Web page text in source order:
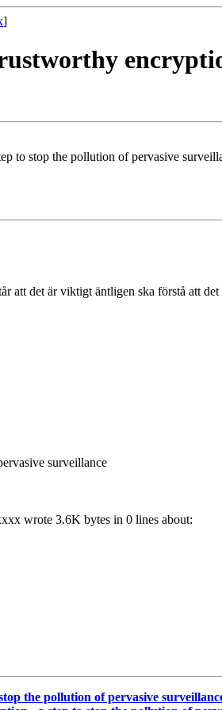
]
to stop the pollution of pervasive
att det är viktigt äntligen ska förstå att det
surveillance
wrote 3.6K bytes in 0 lines about:
the pollution of pervasive